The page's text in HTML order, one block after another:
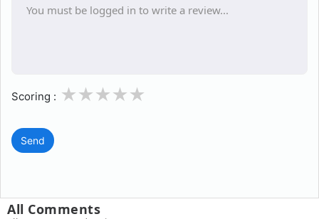
Scoring : 3
2
1
Send
All Comments